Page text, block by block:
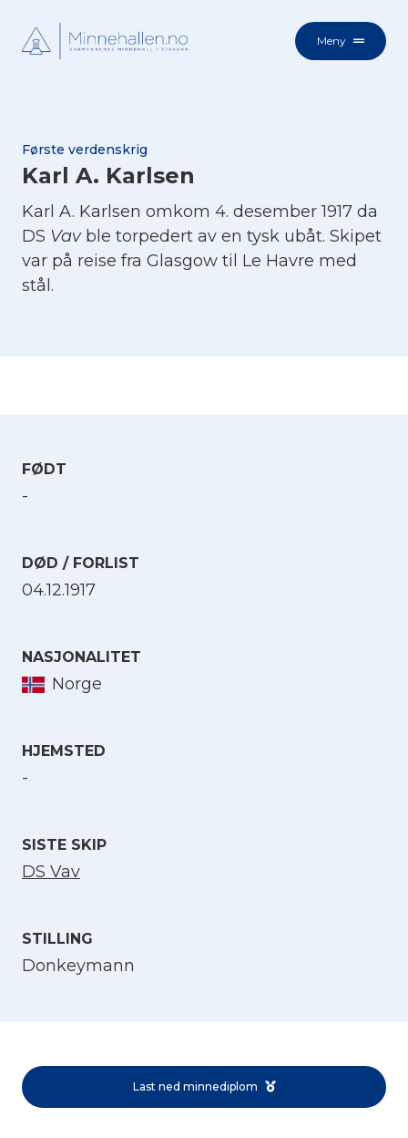
Meny
Første verdenskrig
Karl A. Karlsen
Karl A. Karlsen omkom 4. desember 1917 da
DS Vavble torpedert av en tysk ubåt. Skipet
var på reise fra Glasgow til Le Havre med
stål.
FØDT
-
DØD / FORLIST
04.12.1917
NASJONALITET
Norge
HJEMSTED
-
SISTE SKIP
DS Vav
STILLING
Donkeymann
Last ned minnediplom
Norsk bokmål